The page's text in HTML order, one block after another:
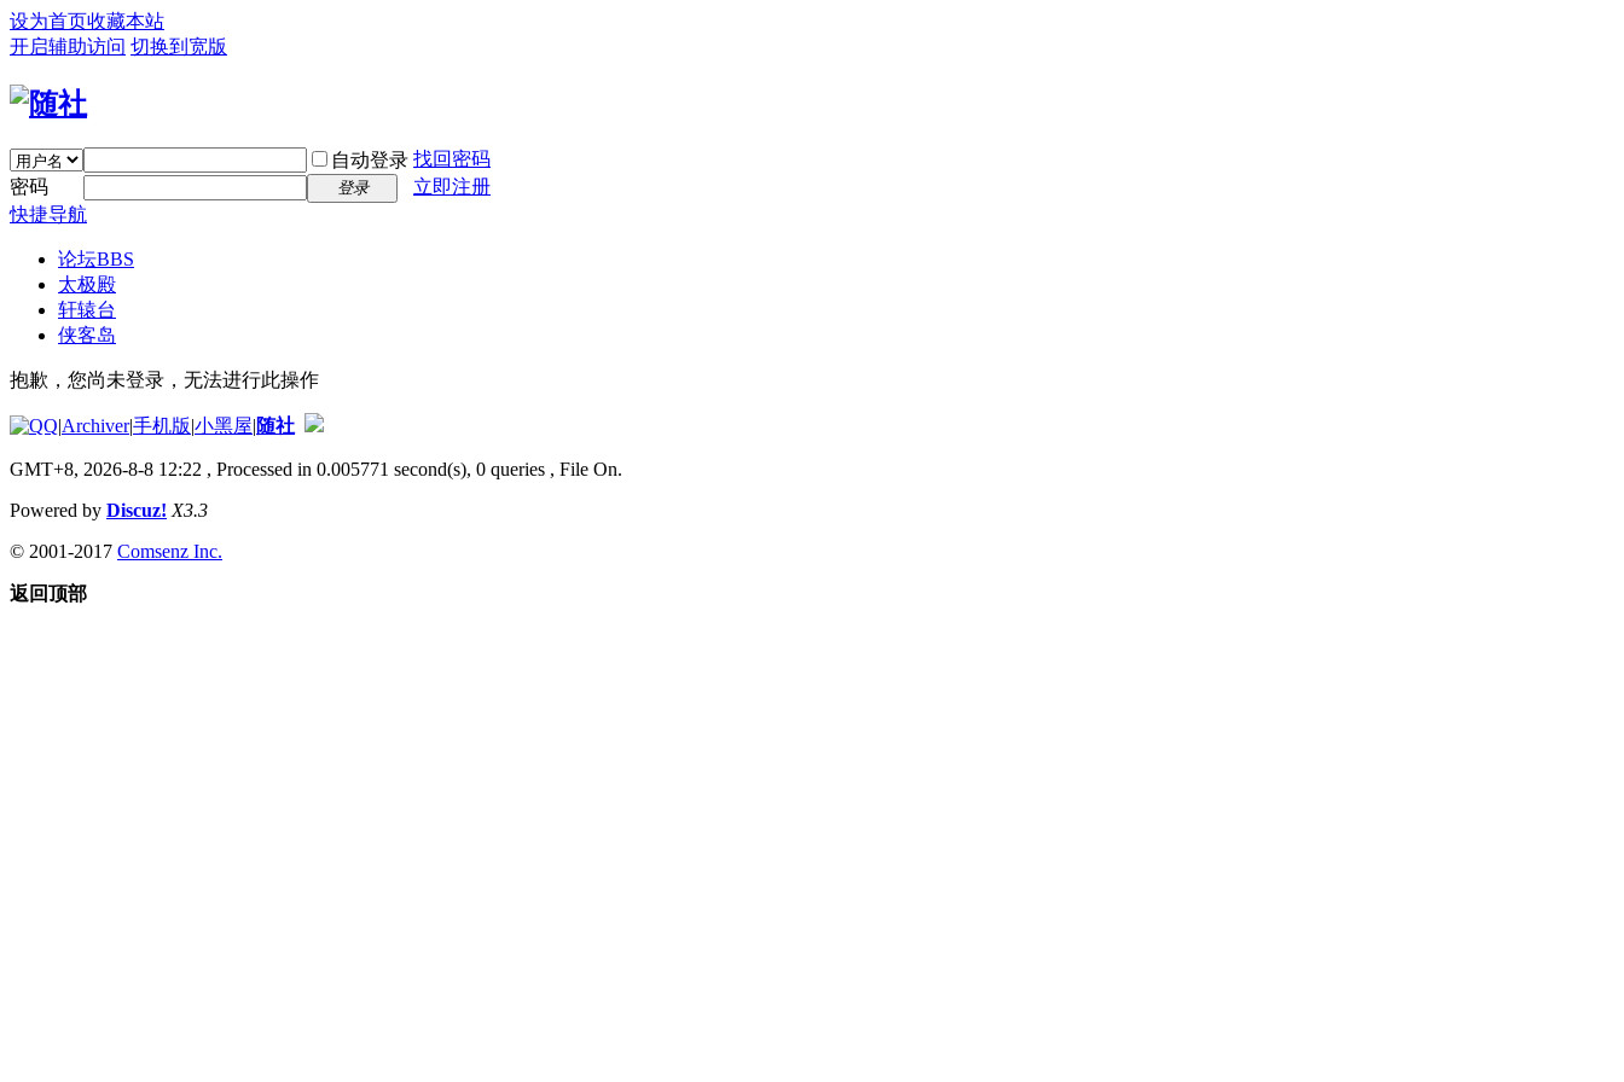
设为首页收藏本站
开启辅助访问 切换到宽版
自动登录 找回密码
密码
登录
立即注册
快捷导航
论坛BBS
太极殿
轩辕台
侠客岛
抱歉，您尚未登录，无法进行此操作
|Archiver|手机版|小黑屋|随社
GMT+8, 2026-8-8 12:22 , Processed in 0.005771 second(s), 0 queries , File On.
Powered by Discuz! X3.3
© 2001-2017 Comsenz Inc.
返回顶部